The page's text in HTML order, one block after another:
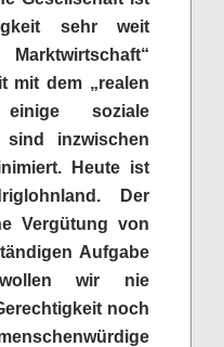
sehr weit
mit dem „realen
soziale
inzwischen
Heute ist
Der
Vergütung von
Aufgabe
wollen wir nie
noch